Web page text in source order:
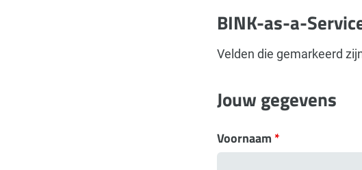
BINK-as-a-
Velden die gemarkeerd
Jouw gegevens
Voornaam *